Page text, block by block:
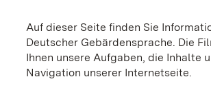
Auf dieser Seite finden Sie
Deutscher Gebärdensprache. Die
Ihnen unsere Aufgaben, die Inhalte
Navigation unserer Internetseite.